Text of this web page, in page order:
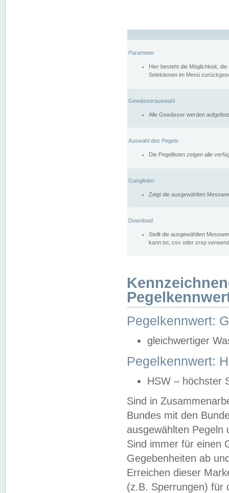
Parameter
Hier besteht die Möglichkeit,
Selektionen im Menü
Gewässerauswahl
Alle Gewässer werden
Auswahl des Pegels
Die Pegellisten zeigen alle
Ganglinien
Zeigt die ausgewählten
Download
Stellt die ausgewählten
kann txt, csv oder zrxp
Pegelkennwert:
gleichwertiger
Pegelkennwert:
HSW – höchster
Sind in
Bundes mit den
ausgewählten
Sind immer für einen
Gegebenheiten ab
Erreichen dieser
(z.B. Sperrungen) für